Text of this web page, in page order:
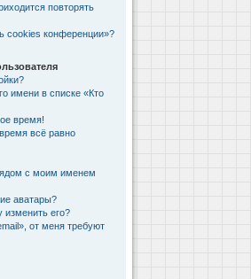
повторять
cookies конференции»?
имени в списке «Кто
время!
всё равно
с моим именем
аватары?
изменить его?
от меня требуют